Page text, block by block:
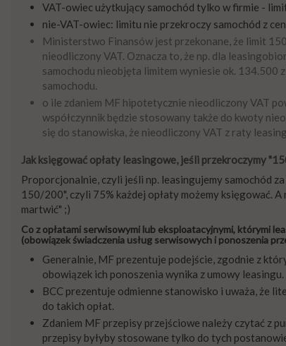
VAT-owiec użytkujący samochód tylko w firmie -
nie-VAT-owiec: limitu nie przekroczy samochód z
Ministerstwo Finansów jest przekonane, że limit
nieodliczony VAT. Oznacza to, że np. dla
samochodu nieobjęta limitem wyniesie ok. 134.500
samochodu.
o ile zdaniem MF hipotetycznie nieodliczony VAT
współczynnik będzie stosowany także do kwoty
się do stanowiska, że nieodliczony VAT z raty
Jak księgować opłaty leasingowe, jeśli przekroczymy
Proporcjonalnie, czyli jeśli np. leasingujemy samochód
150/200", czyli 75% każdej opłaty możemy księgować.
martwić" ;)
Co z opłatami serwisowymi lub eksploatacyjnymi, którymi
(obowiązek świadczenia usług serwisowych i ponoszenia
Generalnie, MF prezentuje podejście, zgodnie z
obowiązek ich ponoszenia wynika z umowy leasingu.
BCC prezentuje odmienne stanowisko i uważa, że
do takich opłat.
Zdaniem MF przepisy przejściowe należy czytać z
przepisy byłyby stosowane tylko do tych